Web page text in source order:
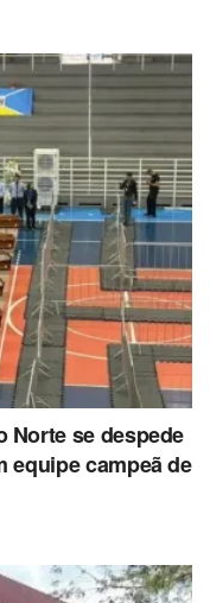
Norte se despede
equipe campeã de